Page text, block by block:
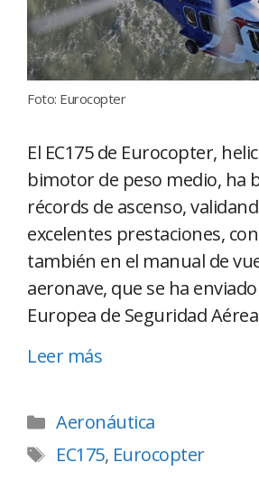
Foto: Eurocopter
El EC175 de Eurocopter,
bimotor de peso medio, ha
récords de ascenso,
excelentes prestaciones,
también en el manual de
aeronave, que se ha
Europea de Seguridad Aérea
Leer más
Aeronáutica
EC175, Eurocopter